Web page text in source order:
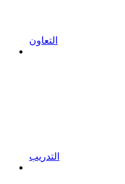
التعاون
التدريب